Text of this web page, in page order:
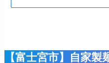
【富士宮市】自家